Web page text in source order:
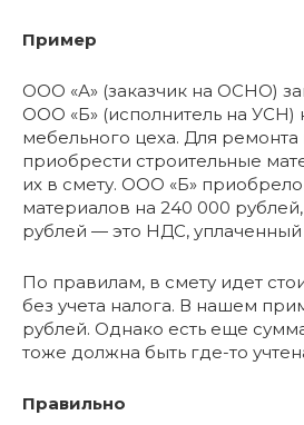
Пример
ООО «А» (заказчик на ОСНО)
ООО «Б» (исполнитель на УСН)
мебельного цеха. Для
приобрести строительные
их в смету. ООО «Б»
материалов на 240 000
рублей — это НДС,
По правилам, в смету идет
без учета налога. В нашем
рублей. Однако есть еще
тоже должна быть где-то
Правильно